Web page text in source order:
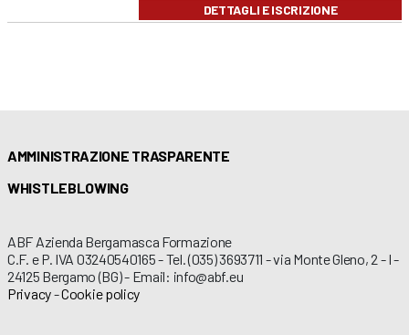
DETTAGLI E ISCRIZIONE
AMMINISTRAZIONE TRASPARENTE
WHISTLEBLOWING
ABF Azienda Bergamasca Formazione
C.F. e P. IVA 03240540165 - Tel. (035) 3693711 - via Monte Gleno, 2 - I -
24125 Bergamo (BG) - Email: info@abf.eu
Privacy-Cookie policy